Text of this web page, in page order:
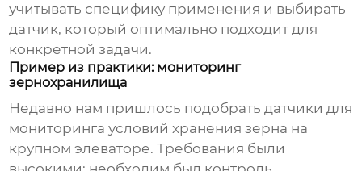
учитывать специфику применения и выбирать
датчик, который оптимально подходит для
конкретной задачи.
Пример из практики: мониторинг
зернохранилища
Недавно нам пришлось подобратьдатчики для
мониторинга условий хранения зерна на
крупном элеваторе. Требования были